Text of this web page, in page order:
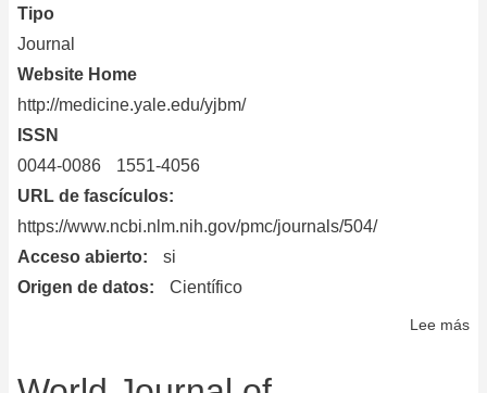
Tipo
Journal
Website Home
http://medicine.yale.edu/yjbm/
ISSN
0044-0086
1551-4056
URL de fascículos
https://www.ncbi.nlm.nih.gov/pmc/journals/504/
Acceso abierto
si
Origen de datos
Científico
Lee más